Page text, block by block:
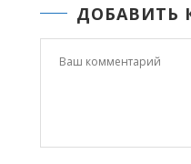
ДОБАВИТЬ